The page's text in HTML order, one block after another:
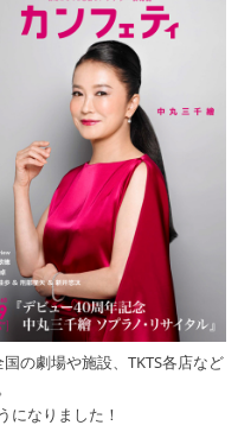
の劇場や施設、TKTS各店など
になりました！